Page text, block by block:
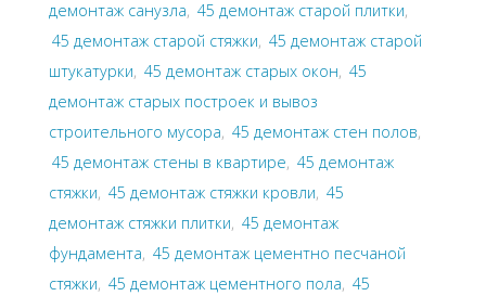
демонтаж санузла, 45 демонтаж старой плитки,
45 демонтаж старой стяжки, 45 демонтаж старой
штукатурки, 45 демонтаж старых окон, 45
демонтаж старых построек и вывоз
строительного мусора, 45 демонтаж стен полов,
45 демонтаж стены в квартире, 45 демонтаж
стяжки, 45 демонтаж стяжки кровли, 45
демонтаж стяжки плитки, 45 демонтаж
фундамента, 45 демонтаж цементно песчаной
стяжки, 45 демонтаж цементного пола, 45